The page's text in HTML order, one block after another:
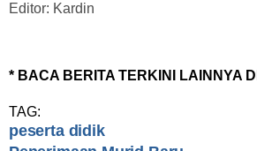
Editor: Kardin
* BACA BERITA TERKINI LAINNYA DI
TAG:
peserta didik